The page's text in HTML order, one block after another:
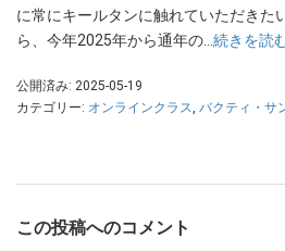
に常にキールタンに触れていただきた
ら、今年2025年から通年の… 続きを読
公開済み: 2025-05-19
カテゴリー: オンラインクラス, バクティ・サ
この投稿へのコメント